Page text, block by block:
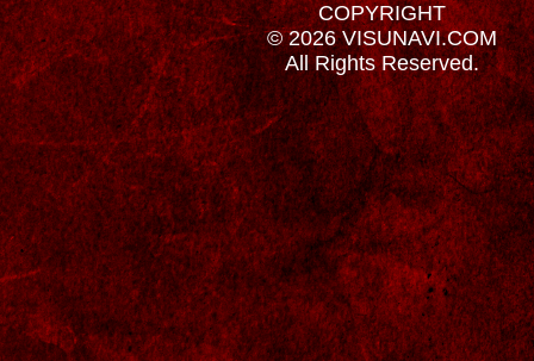
COPYRIGHT
© 2026 VISUNAVI.COM
All Rights Reserved.